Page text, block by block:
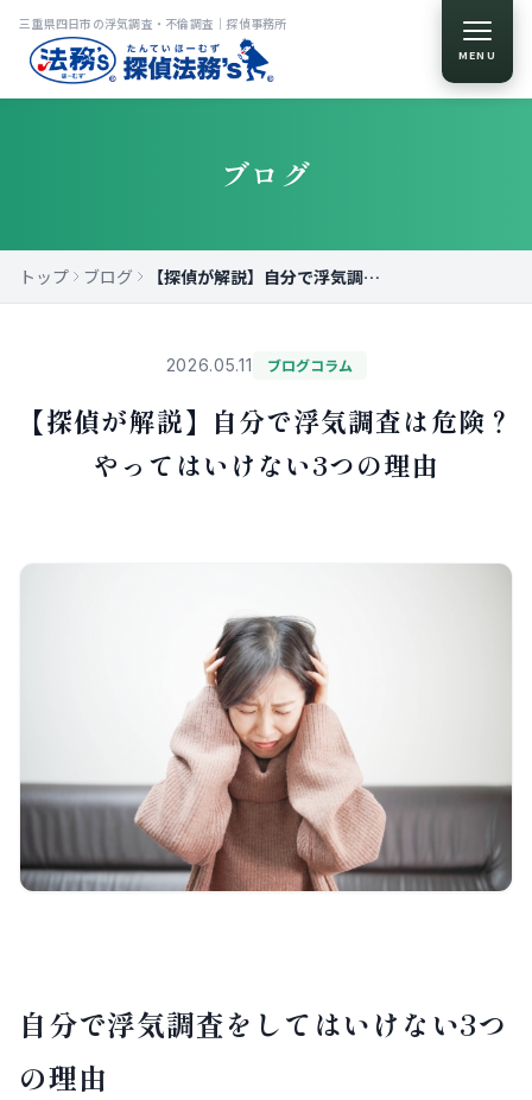
MENU
三重県四日市の浮気調査・不倫調査｜探偵事務所
ブログ
トップ ブログ 【探偵が解説】自分で浮気調査は危険？やってはいけない3つの理由
2026.05.11 ブログコラム
【探偵が解説】自分で浮気調査は危険？
やってはいけない3つの理由
自分で浮気調査をしてはいけない3つ
の理由